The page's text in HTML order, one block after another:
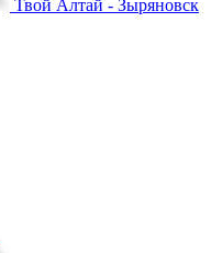
Твой Алтай - Зыряновск